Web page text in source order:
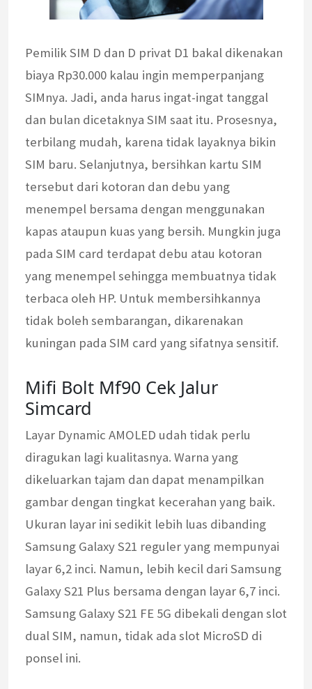
Pemilik SIM D dan D privat D1 bakal dikenakan
biaya Rp30.000 kalau ingin memperpanjang
SIMnya. Jadi, anda harus ingat-ingat tanggal
dan bulan dicetaknya SIM saat itu. Prosesnya,
terbilang mudah, karena tidak layaknya bikin
SIM baru. Selanjutnya, bersihkan kartu SIM
tersebut dari kotoran dan debu yang
menempel bersama dengan menggunakan
kapas ataupun kuas yang bersih. Mungkin juga
pada SIM card terdapat debu atau kotoran
yang menempel sehingga membuatnya tidak
terbaca oleh HP. Untuk membersihkannya
tidak boleh sembarangan, dikarenakan
kuningan pada SIM card yang sifatnya sensitif.
Mifi Bolt Mf90 Cek Jalur
Simcard
Layar Dynamic AMOLED udah tidak perlu
diragukan lagi kualitasnya. Warna yang
dikeluarkan tajam dan dapat menampilkan
gambar dengan tingkat kecerahan yang baik.
Ukuran layar ini sedikit lebih luas dibanding
Samsung Galaxy S21 reguler yang mempunyai
layar 6,2 inci. Namun, lebih kecil dari Samsung
Galaxy S21 Plus bersama dengan layar 6,7 inci.
Samsung Galaxy S21 FE 5G dibekali dengan slot
dual SIM, namun, tidak ada slot MicroSD di
ponsel ini.